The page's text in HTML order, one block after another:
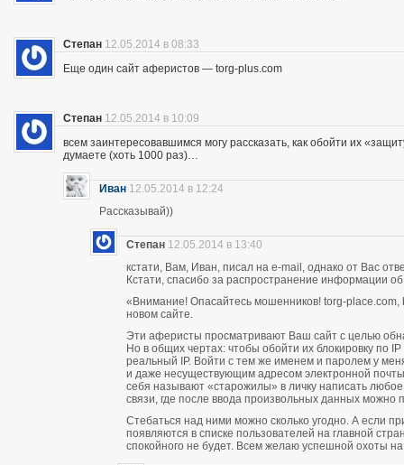
Степан 12.05.2014 в 08:33
Еще один сайт аферистов — torg-plus.com
Степан 12.05.2014 в 10:09
всем заинтересовавшимся могу рассказать, как обойти их
думаете (хоть 1000 раз)…
Иван 12.05.2014 в 12:24
Рассказывай))
Степан 12.05.2014 в 13:40
кстати, Вам, Иван, писал на e-mail, однако от Вас
Кстати, спасибо за распространение информации
«Внимание! Опасайтесь мошенников! torg-place.com,
новом сайте.
Эти аферисты просматривают Ваш сайт с целью
Но в общих чертах: чтобы обойти их блокировку по
реальный IP. Войти с тем же именем и паролем у
и даже несуществующим адресом электронной
себя называют «старожилы» в личку написать
связи, где после ввода произвольных данных можно
Стебаться над ними можно сколько угодно. А если
появляются в списке пользователей на главной
спокойного не будет. Всем желаю успешной охоты